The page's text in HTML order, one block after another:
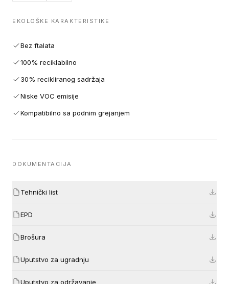
EKOLOŠKE KARAKTERISTIKE
Bez ftalata
100% reciklabilno
30% recikliranog sadržaja
Niske VOC emisije
Kompatibilno sa podnim grejanjem
DOKUMENTACIJA
Tehnički list
EPD
Brošura
Uputstvo za ugradnju
Uputstvo za održavanje